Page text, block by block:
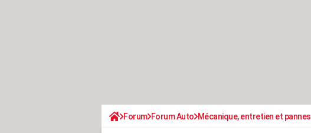
Forum Forum Auto Mécanique, entretien et pannes